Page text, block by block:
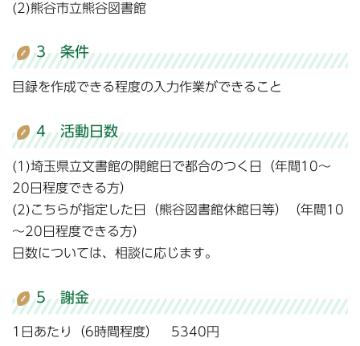
(2)熊谷市立熊谷図書館
3 条件
目録を作成できる程度の入力作業ができること
4 活動日数
(1)埼玉県立文書館の開館日で都合のつく日（年間10～
20日程度できる方）
(2)こちらが指定した日（熊谷図書館休館日等）（年間10
～20日程度できる方）
日数については、相談に応じます。
5 謝金
1日あたり（6時間程度） 5340円